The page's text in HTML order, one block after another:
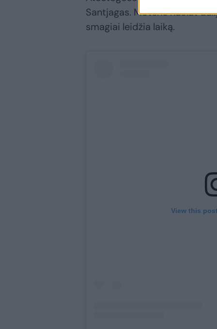
Santjagas. Moteris nuolat
smagiai leidžia laiką.
View this